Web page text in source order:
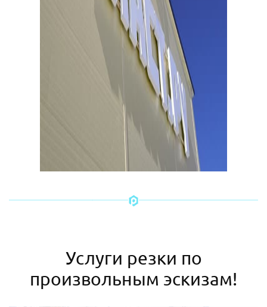
Услуги резки по
произвольным эскизам!